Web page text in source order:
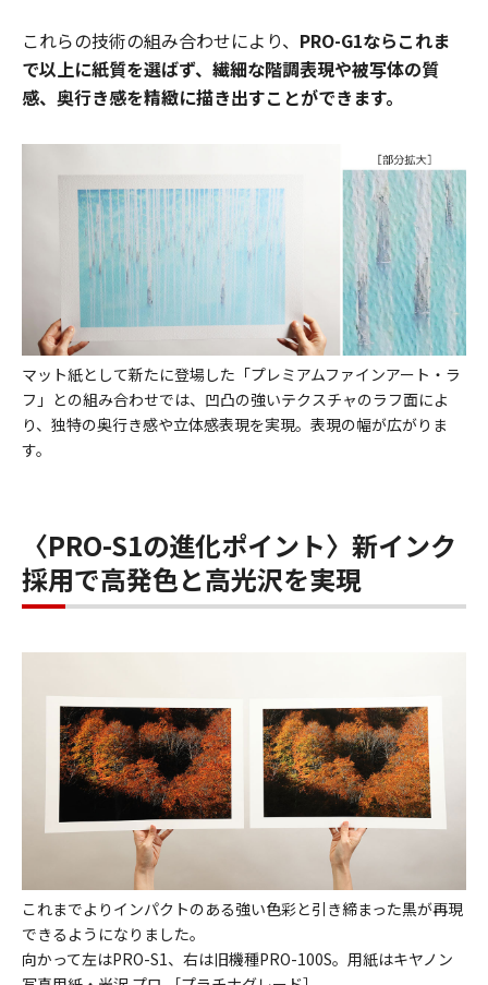
これらの技術の組み合わせにより、 PRO-G1ならこれま
で以上に紙質を選ばず、繊細な階調表現や被写体の質
感、奥行き感を精緻に描き出すことができます。
マット紙として新たに登場した「プレミアムファインアート・ラ
フ」との組み合わせでは、凹凸の強いテクスチャのラフ面によ
り、独特の奥行き感や立体感表現を実現。表現の幅が広がりま
す。
〈PRO-S1の進化ポイント〉新インク
採用で高発色と高光沢を実現
これまでよりインパクトのある強い色彩と引き締まった黒が再現
できるようになりました。
向かって左はPRO-S1、右は旧機種PRO-100S。用紙はキヤノン